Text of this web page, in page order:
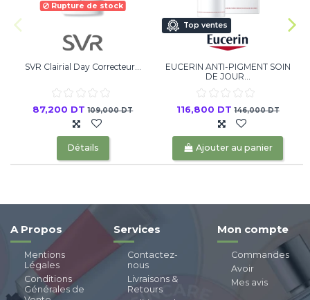
Rupture de stock
SVR Clairial Day Correcteur...
87,200 DT109,000 DT
Détails
Top ventes
EUCERIN ANTI-PIGMENT SOIN
DE JOUR...
116,800 DT146,000 DT
Ajouter au panier
A Propos
Mentions
Légales
Conditions
Générales de
Services
Contactez-
nous
Livraisons &
Retours
Mon compte
Commandes
Avoir
Mes avis